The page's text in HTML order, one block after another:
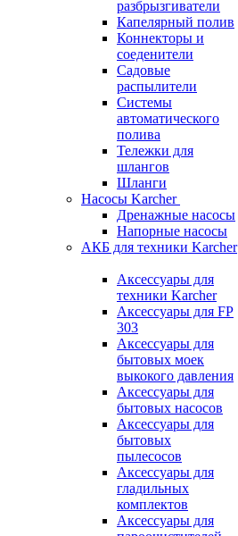
разбрызгиватели
Капелярный полив
Коннекторы и
соеденители
Садовые
распылители
Системы
автоматического
полива
Тележки для
шлангов
Шланги
Насосы Karcher
Дренажные насосы
Напорные насосы
АКБ для техники Karcher
Аксессуары для
техники Karcher
Аксессуары для FP
303
Аксессуары для
бытовых моек
выкокого давления
Аксессуары для
бытовых насосов
Аксессуары для
бытовых
пылесосов
Аксессуары для
гладильных
комплектов
Аксессуары для